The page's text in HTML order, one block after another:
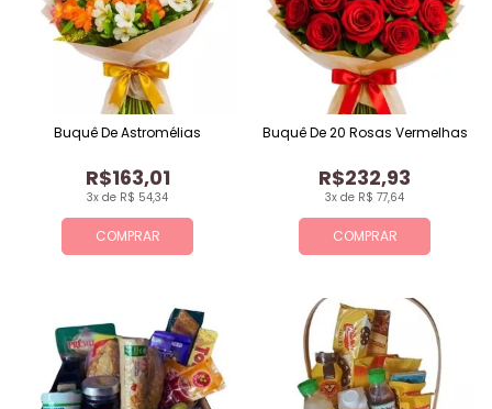
COMPRAR
3x de R$ 54,34
R$163,01
Buquê De Astromélias
COMPRAR
3x de R$ 77,64
R$232,93
Buquê De 20 Rosas Vermelhas